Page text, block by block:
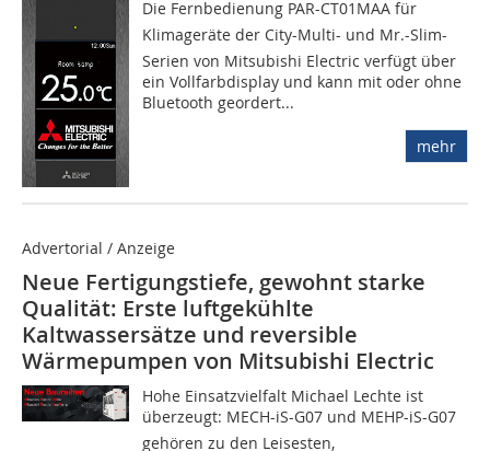
Die Fernbedienung PAR-CT01MAA für
Klimageräte der City-Multi- und Mr.-Slim-
Serien von Mitsubishi Electric verfügt über
ein Vollfarbdisplay und kann mit oder ohne
Bluetooth geordert...
mehr
Advertorial / Anzeige
Neue Fertigungstiefe, gewohnt starke
Qualität: Erste luftgekühlte
Kaltwassersätze und reversible
Wärmepumpen von Mitsubishi Electric
Hohe Einsatzvielfalt Michael Lechte ist
überzeugt: MECH-iS-G07 und MEHP-iS-G07
gehören zu den Leisesten,